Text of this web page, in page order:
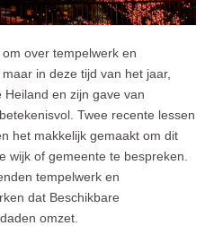
over tempelwerk en
in deze tijd van het jaar,
en zijn gave van
Twee recente lessen
het makkelijk gemaakt om dit
wijk of gemeente te bespreken.
tempelwerk en
dat Beschikbare
omzet.